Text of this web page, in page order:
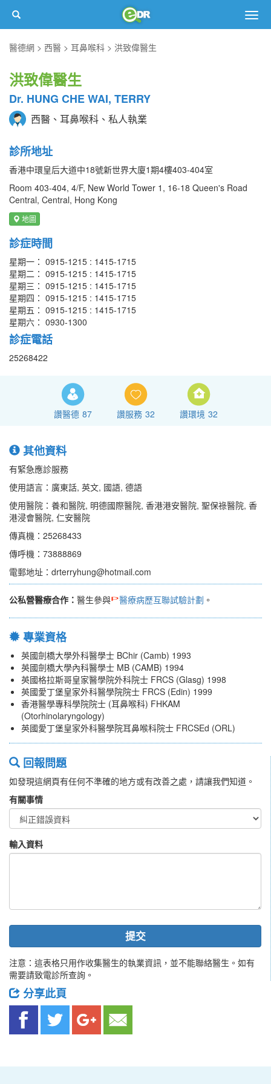
醫德網
西醫 耳鼻喉科 洪致偉醫生
洪致偉醫生
Dr. HUNG CHE WAI, TERRY
西醫、耳鼻喉科、私人執業
診所地址
香港中環皇后大道中18號新世界大廈1期4樓403-404室
Room 403-404, 4/F, New World Tower 1, 16-18 Queen's Road
Central, Central, Hong Kong
地圖
診症時間
星期一： 0915-1215 : 1415-1715
星期二： 0915-1215 : 1415-1715
星期三： 0915-1215 : 1415-1715
星期四： 0915-1215 : 1415-1715
星期五： 0915-1215 : 1415-1715
星期六： 0930-1300
診症電話
25268422
讚醫德 87 讚服務 32 讚環境 32
其他資料
有緊急應診服務
使用語言：廣東話, 英文, 國語, 德語
使用醫院：養和醫院, 明德國際醫院, 香港港安醫院, 聖保祿醫院, 香
港浸會醫院, 仁安醫院
傳真機：25268433
傳呼機：73888869
電郵地址：drterryhung@hotmail.com
公私營醫療合作： 醫生參與 醫療病歷互聯試驗計劃 。
專業資格
英國劍橋大學外科醫學士 BChir (Camb) 1993
英國劍橋大學內科醫學士 MB (CAMB) 1994
英國格拉斯哥皇家醫學院外科院士 FRCS (Glasg) 1998
英國愛丁堡皇家外科醫學院院士 FRCS (Edin) 1999
香港醫學專科學院院士 (耳鼻喉科) FHKAM
(Otorhinolaryngology)
英國愛丁堡皇家外科醫學院耳鼻喉科院士 FRCSEd (ORL)
回報問題
如發現這網頁有任何不準確的地方或有改善之處，請讓我們知道。
有關事情
輸入資料
提交
注意：這表格只用作收集醫生的執業資訊，並不能聯絡醫生。如有
需要請致電診所查詢。
分享此頁